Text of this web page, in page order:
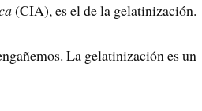
(CIA), es el de la gelatinización.
La gelatinización es un